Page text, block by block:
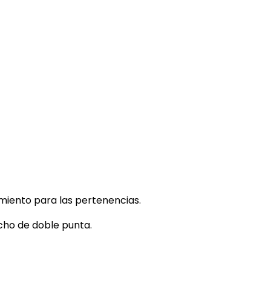
para las pertenencias.
de doble punta.